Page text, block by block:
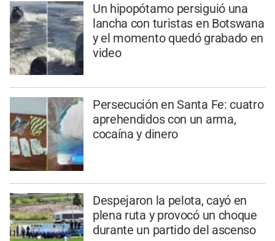
Un hipopótamo persiguió una
lancha con turistas en Botswana
y el momento quedó grabado en
video
Persecución en Santa Fe: cuatro
aprehendidos con un arma,
cocaína y dinero
Despejaron la pelota, cayó en
plena ruta y provocó un choque
durante un partido del ascenso